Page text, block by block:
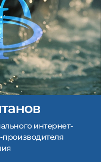
интернет-